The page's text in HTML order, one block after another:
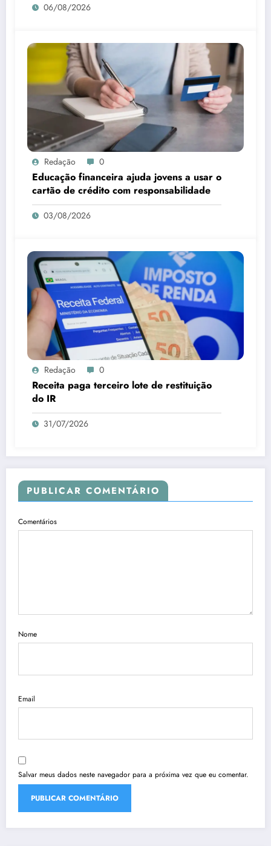
06/08/2026
Redação 0
Educação financeira ajuda jovens a usar o
cartão de crédito com responsabilidade
03/08/2026
Redação 0
Receita paga terceiro lote de restituição
do IR
31/07/2026
PUBLICAR COMENTÁRIO
Comentários
Nome
Email
Salvar meus dados neste navegador para a próxima vez que eu comentar.